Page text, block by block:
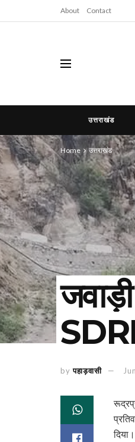
About Contact
उत्तराखंड
Home उत्तराखंड
by पहाड़वासी
दिया।